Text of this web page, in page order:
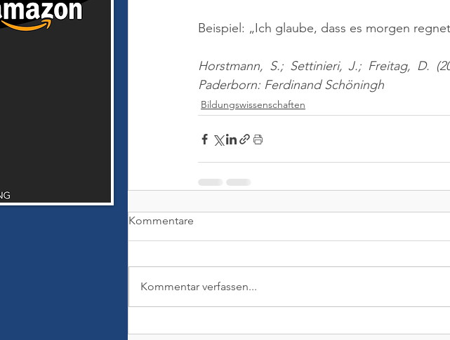
Beispiel: „Ich glaube, dass es morgen
Horstmann, S.; Settinieri, J.; Freitag, D.
Paderborn: Ferdinand Schöningh
Bildungswissenschaften
Kommentare
Kommentar verfassen...